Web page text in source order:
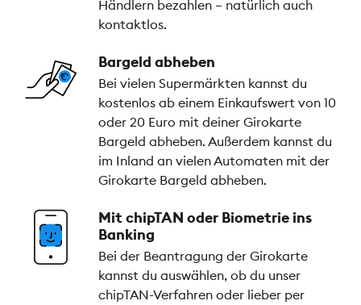
Händlern bezahlen – natürlich auch
kontaktlos.
Bargeld abheben
Bei vielen Supermärkten kannst du
kostenlos ab einem Einkaufswert von 10
oder 20 Euro mit deiner Girokarte
Bargeld abheben. Außerdem kannst du
im Inland an vielen Automaten mit der
Girokarte Bargeld abheben.
Mit chipTAN oder Biometrie ins
Banking
Bei der Beantragung der Girokarte
kannst du auswählen, ob du unser
chipTAN-Verfahren oder lieber per